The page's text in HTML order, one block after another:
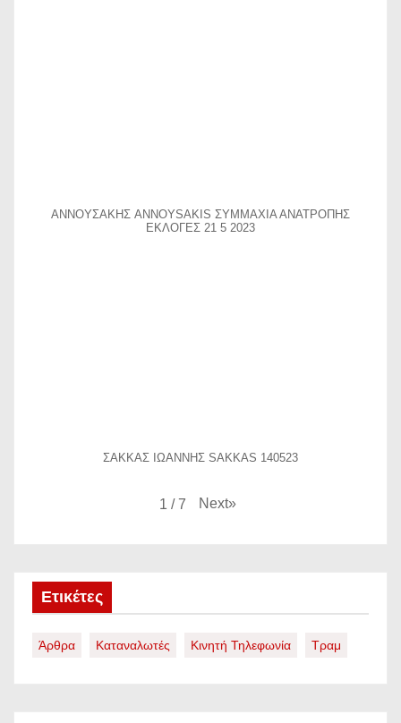
ΑΝΝΟΥΣΑΚΗΣ ANNOYSAKIS ΣΥΜΜΑΧΙΑ ΑΝΑΤΡΟΠΗΣ
ΕΚΛΟΓΕΣ 21 5 2023
ΣΑΚΚΑΣ ΙΩΑΝΝΗΣ SAKKAS 140523
1 / 7 Next»
Ετικέτες
Άρθρα Καταναλωτές Κινητή Τηλεφωνία Τραμ